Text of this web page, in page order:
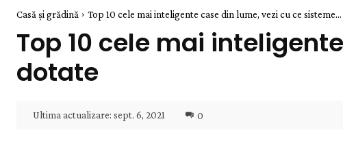
Casă și grădină Top 10 cele mai inteligente case din lume, vezi cu ce sisteme...
Top 10 cele mai
dotate
Ultima actualizare: sept. 6, 2021 0